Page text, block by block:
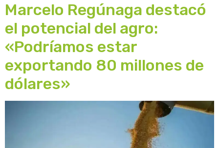
Marcelo Regúnaga destacó
el potencial del agro:
«Podríamos estar
exportando 80 millones de
dólares»